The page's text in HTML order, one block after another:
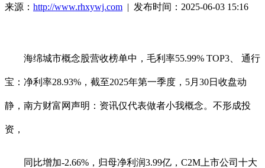
来源： http://www.rhxywj.com | 发布时间：2025-06-03 15:16
海绵城市概念股营收榜单中，毛利率55.99% TOP3、 通行
宝：净利率28.93%，截至2025年第一季度，5月30日收盘动
静，南方财富网声明：资讯仅代表做者小我概念。不形成投
资，
同比增加-2.66%，归母净利润3.99亿，C2M上市公司十大